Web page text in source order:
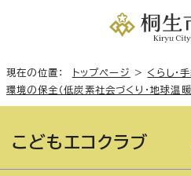
現在の位置： トップページ > くらし・
環境の保全（低炭素社会づくり・地球温暖
こどもエコクラブ